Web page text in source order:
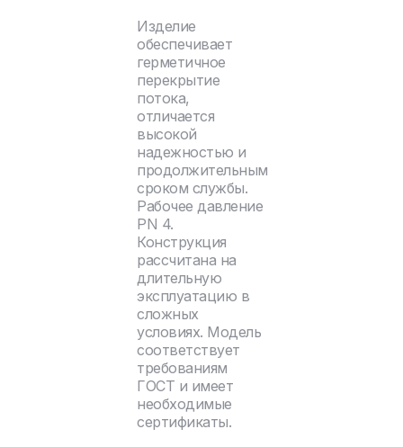
Изделие
обеспечивает
герметичное
перекрытие
потока,
отличается
высокой
надежностью и
продолжительным
сроком службы.
Рабочее давление
PN 4.
Конструкция
рассчитана на
длительную
эксплуатацию в
сложных
условиях. Модель
соответствует
требованиям
ГОСТ и имеет
необходимые
сертификаты.